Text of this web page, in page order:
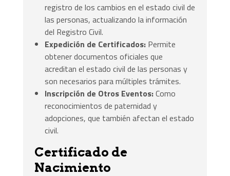
registro de los cambios en el estado civil de
las personas, actualizando la información
del Registro Civil.
Expedición de Certificados: Permite
obtener documentos oficiales que
acreditan el estado civil de las personas y
son necesarios para múltiples trámites.
Inscripción de Otros Eventos:Como
reconocimientos de paternidad y
adopciones, que también afectan el estado
civil.
Certificado de
Nacimiento